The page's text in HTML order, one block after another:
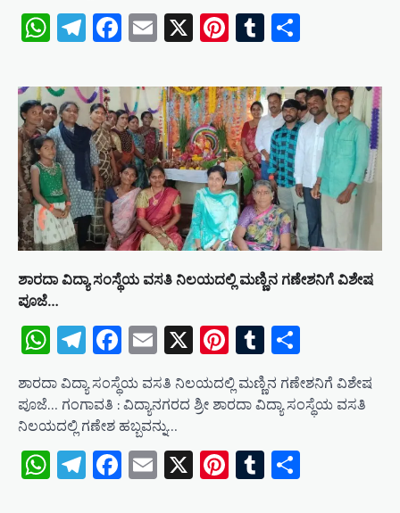
WhatsApp
Telegram
Facebook
Email
X Pinterest
Tumblr
ಶಾರದಾ ವಿದ್ಯಾ ಸಂಸ್ಥೆಯ ವಸತಿ ನಿಲಯದಲ್ಲಿ ಮಣ್ಣಿನ ಗಣೇಶನಿಗೆ ವಿಶೇಷ
ಪೂಜೆ…
WhatsApp
Telegram
Facebook
Email
X Pinterest
Tumblr
ಶಾರದಾ ವಿದ್ಯಾ ಸಂಸ್ಥೆಯ ವಸತಿ ನಿಲಯದಲ್ಲಿ ಮಣ್ಣಿನ ಗಣೇಶನಿಗೆ ವಿಶೇಷ
ಪೂಜೆ… ಗಂಗಾವತಿ : ವಿದ್ಯಾನಗರದ ಶ್ರೀ ಶಾರದಾ ವಿದ್ಯಾ ಸಂಸ್ಥೆಯ ವಸತಿ
ನಿಲಯದಲ್ಲಿ ಗಣೇಶ ಹಬ್ಬವನ್ನು…
WhatsApp
Telegram
Facebook
Email
X Pinterest
Tumblr